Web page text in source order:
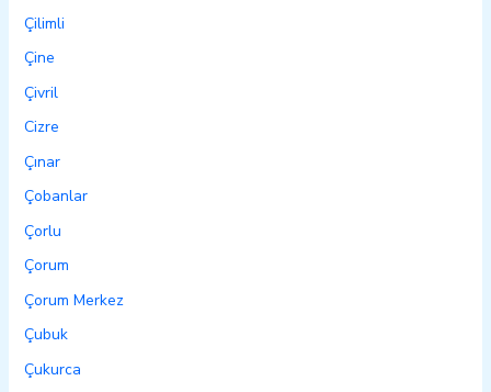
Çilimli
Çine
Çivril
Cizre
Çınar
Çobanlar
Çorlu
Çorum
Çorum Merkez
Çubuk
Çukurca